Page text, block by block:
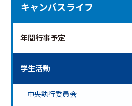
キャンパスライフ
年間行事予定
学生活動
中央執行委員会